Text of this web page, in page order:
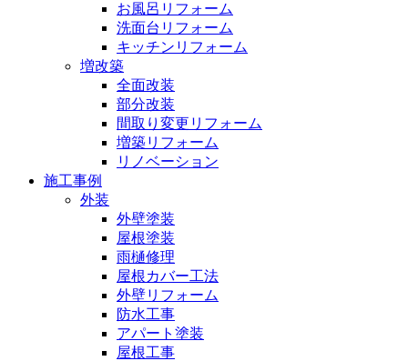
お風呂リフォーム
洗面台リフォーム
キッチンリフォーム
増改築
全面改装
部分改装
間取り変更リフォーム
増築リフォーム
リノベーション
施工事例
外装
外壁塗装
屋根塗装
雨樋修理
屋根カバー工法
外壁リフォーム
防水工事
アパート塗装
屋根工事